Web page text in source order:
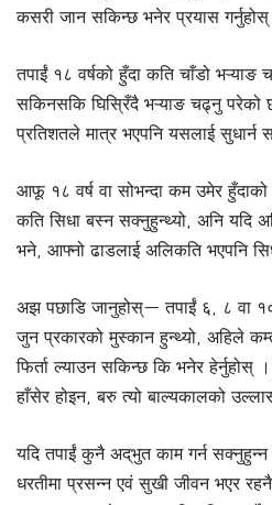
कसरी जान सकिन्छ भनेर प्रयास गर्नुहोस्
तपाईं १८ वर्षको हुँदा कति चाँडो
सकिनसकि घिस्रिँदै भऱ्याङ चढ्नु परेको
प्रतिशतले मात्र भएपनि यसलाई सुधार्न
आफू १८ वर्ष वा सोभन्दा कम उमेर हुँदाको
कति सिधा बस्न सक्नुहुन्थ्यो, अनि यदि
भने, आफ्नो ढाडलाई अलिकति भएपनि
अझ पछाडि जानुहोस्— तपाईं ६, ८ वा १०
जुन प्रकारको मुस्कान हुन्थ्यो, अहिले
फिर्ता ल्याउन सकिन्छ कि भनेर हेर्नुहोस्
हाँसेर होइन, बरु त्यो बाल्यकालको
यदि तपाईं कुनै अद्‌भुत काम गर्न
धरतीमा प्रसन्न एवं सुखी जीवन भएर